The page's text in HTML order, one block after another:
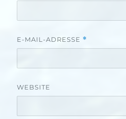
E-MAIL-ADRESSE *
WEBSITE